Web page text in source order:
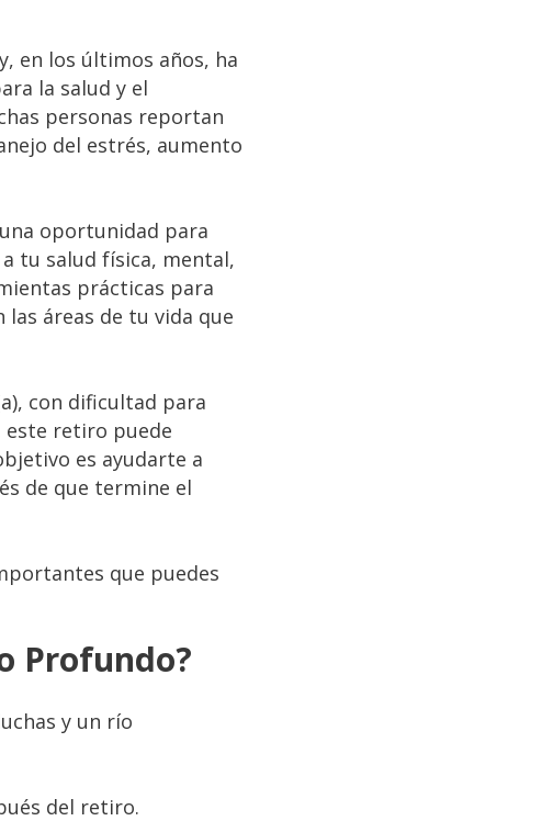
en los últimos años, ha
la salud y el
personas reportan
del estrés, aumento
oportunidad para
tu salud física, mental,
prácticas para
áreas de tu vida que
con dificultad para
este retiro puede
es ayudarte a
de que termine el
que puedes
Profundo?
y un río
del retiro.